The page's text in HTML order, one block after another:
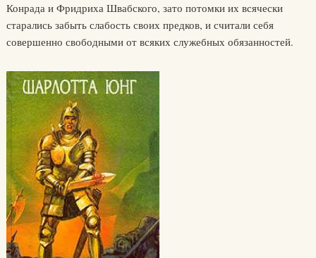
Конрада и Фридриха Швабского, зато потомки их всячески
старались забыть слабость своих предков, и считали себя
совершенно свободными от всяких служебных обязанностей.